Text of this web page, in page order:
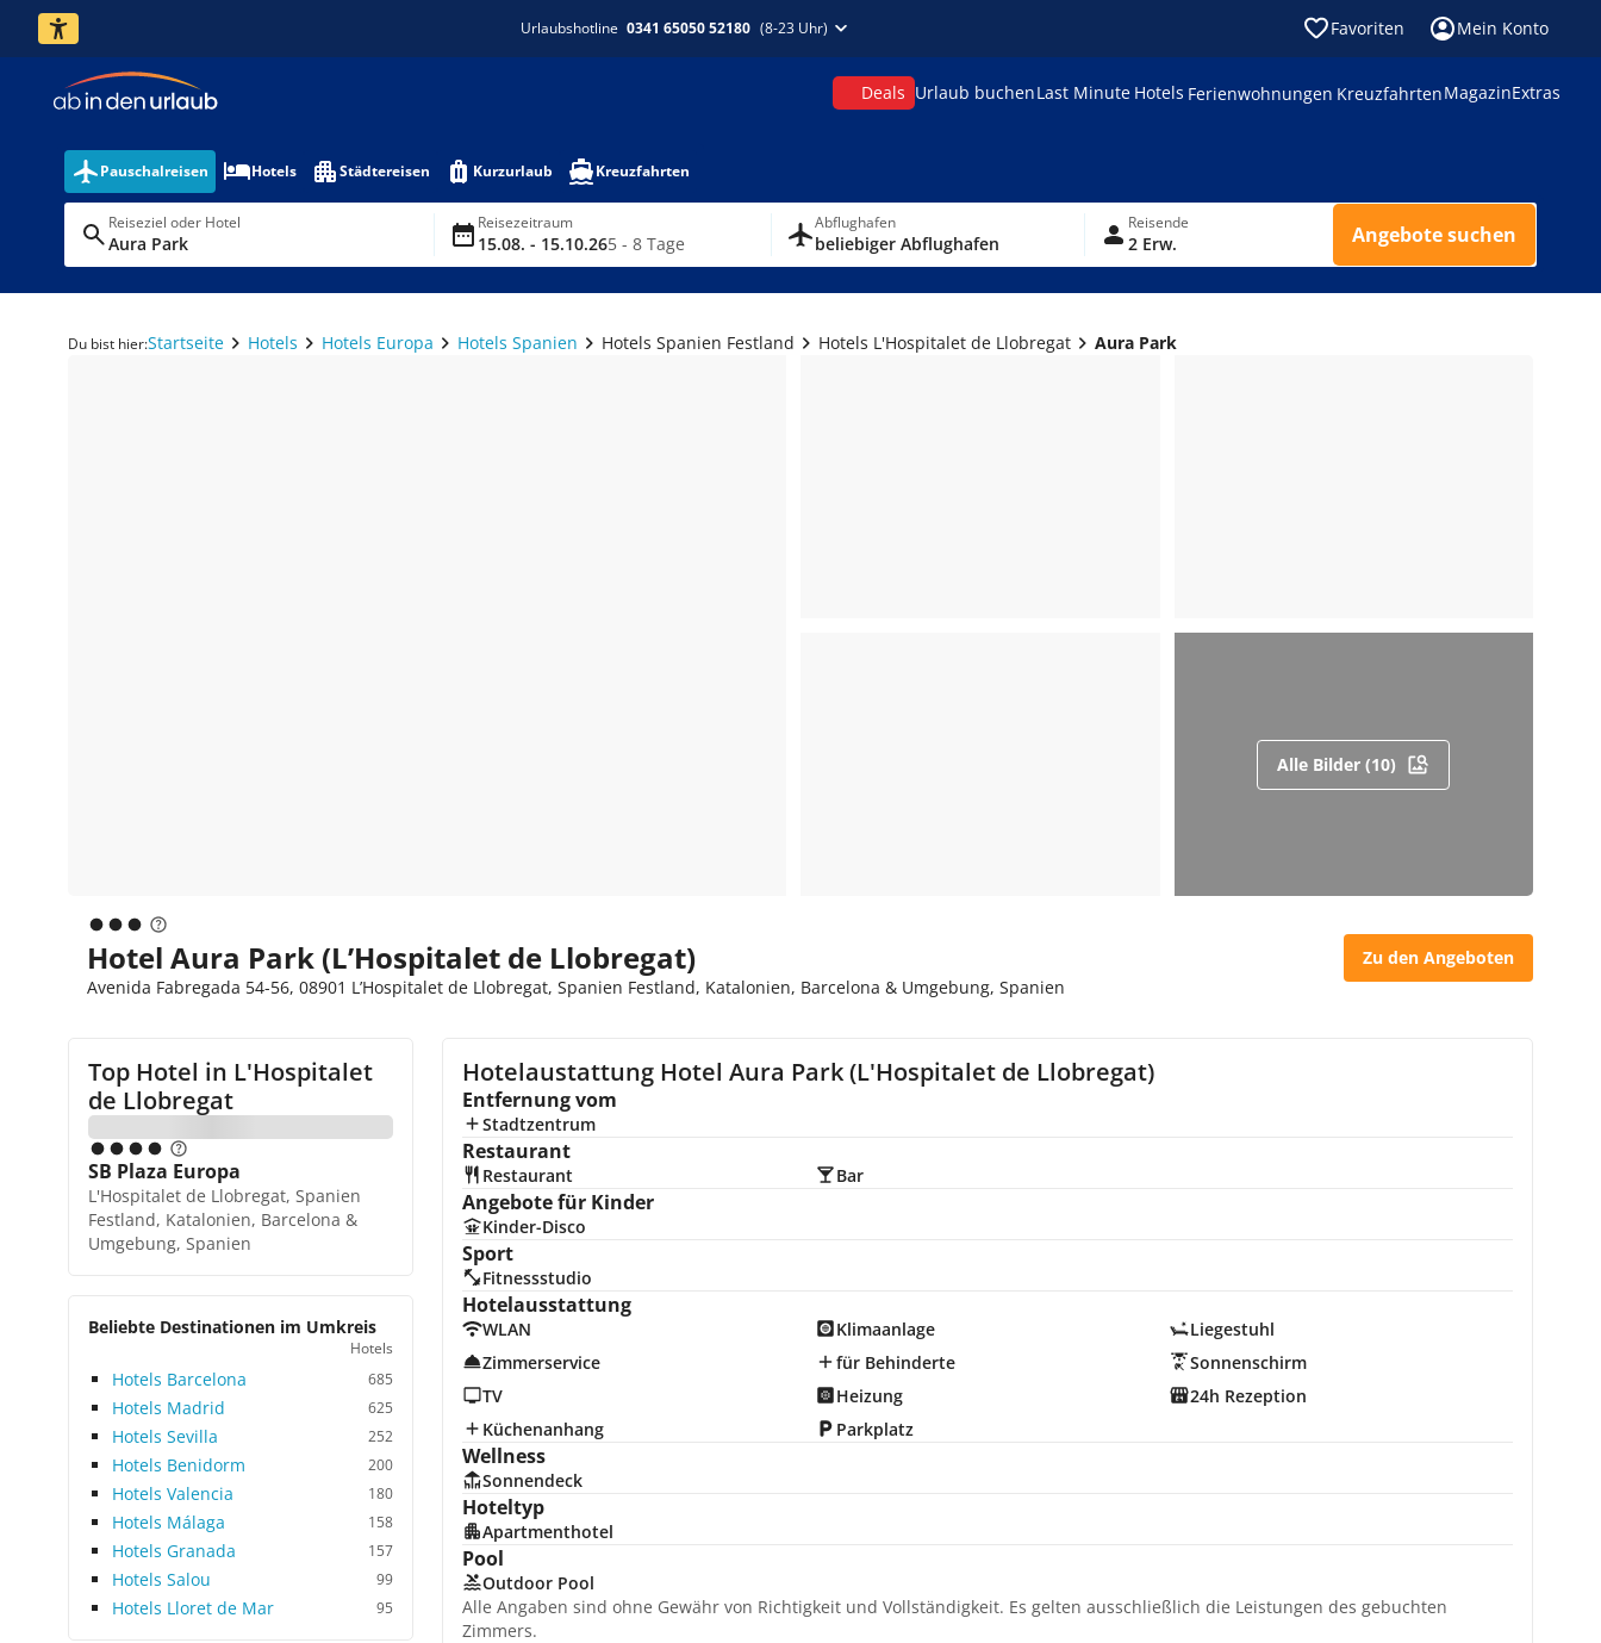
Urlaubshotline 0341 65050 52180 (8-23 Uhr) Favoriten Mein Konto
Deals Urlaub buchenLast Minute Hotels Ferienwohnungen KreuzfahrtenMagazinExtras
Pauschalreisen Hotels Städtereisen Kurzurlaub Kreuzfahrten
Reiseziel oder Hotel
Aura Park
Reisezeitraum
15.08. - 15.10.265 - 8 Tage
Abflughafen
beliebiger Abflughafen
Reisende
2 Erw. Angebote suchen
Du bist hier:Startseite Hotels Hotels Europa Hotels Spanien Hotels Spanien Festland Hotels L'Hospitalet de Llobregat Aura Park
Alle Bilder (10)
Hotel Aura Park (L’Hospitalet de Llobregat)
Avenida Fabregada 54-56, 08901 L’Hospitalet de Llobregat, Spanien Festland, Katalonien, Barcelona & Umgebung, Spanien
Zu den Angeboten
Top Hotel in L'Hospitalet
de Llobregat
SB Plaza Europa
L'Hospitalet de Llobregat, Spanien
Festland, Katalonien, Barcelona &
Umgebung, Spanien
Beliebte Destinationen im Umkreis
Hotels
Hotels Barcelona 685
Hotels Madrid 625
Hotels Sevilla 252
Hotels Benidorm 200
Hotels Valencia 180
Hotels Málaga 158
Hotels Granada 157
Hotels Salou 99
Hotels Lloret de Mar 95
Hotelaustattung Hotel Aura Park (L'Hospitalet de Llobregat)
Entfernung vom
Stadtzentrum
Restaurant
Restaurant Bar
Angebote für Kinder
Kinder-Disco
Sport
Fitnessstudio
Hotelausstattung
WLAN Klimaanlage
Liegestuhl
Zimmerservice
für Behinderte
Sonnenschirm
TV
Heizung
24h Rezeption
Küchenanhang
Parkplatz
Wellness
Sonnendeck
Hoteltyp
Apartmenthotel
Pool
Outdoor Pool
Alle Angaben sind ohne Gewähr von Richtigkeit und Vollständigkeit. Es gelten ausschließlich die Leistungen des gebuchten
Zimmers.